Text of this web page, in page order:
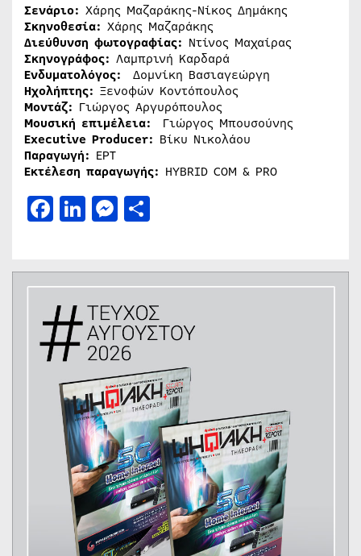
Σενάριο: Χάρης Μαζαράκης-Νίκος Δημάκης
Σκηνοθεσία: Χάρης Μαζαράκης
Διεύθυνση φωτογραφίας: Ντίνος Μαχαίρας
Σκηνογράφος: Λαμπρινή Καρδαρά
Ενδυματολόγος: Δομνίκη Βασιαγεώργη
Ηχολήπτης: Ξενοφών Κοντόπουλος
Μοντάζ: Γιώργος Αργυρόπουλος
Μουσική επιμέλεια: Γιώργος Μπουσούνης
Executive Producer: Βίκυ Νικολάου
Παραγωγή: ΕΡΤ
Εκτέλεση παραγωγής: HYBRID COM & PRO
Facebook
LinkedIn
Messenger